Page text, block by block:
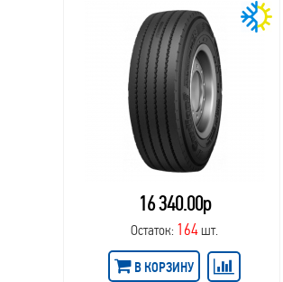
16 340.00р
Остаток: 164шт.
В КОРЗИНУ